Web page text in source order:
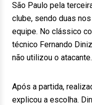
São Paulo pela
clube, sendo duas
equipe. No clássico
técnico Fernando
não utilizou o atacante.
Após a partida,
explicou a escolha.